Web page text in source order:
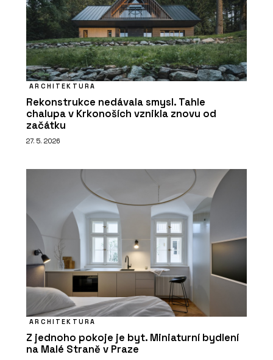
ARCHITEKTURA
Rekonstrukce nedávala smysl. Tahle
chalupa v Krkonoších vznikla znovu od
začátku
27. 5. 2026
ARCHITEKTURA
Z jednoho pokoje je byt. Miniaturní bydlení
na Malé Straně v Praze